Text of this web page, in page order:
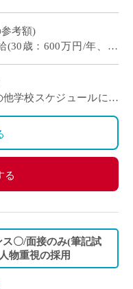
業 […]
考額)
歳：600万円/年、35
去実績)
労災保険
学校スケジュールによ
る
〇/面接のみ(筆記試
物重視の採用